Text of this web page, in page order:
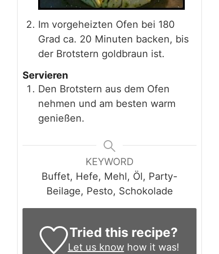
Im vorgeheizten Ofen bei 180
Grad ca. 20 Minuten backen, bis
der Brotstern goldbraun ist.
Servieren
Den Brotstern aus dem Ofen
nehmen und am besten warm
genießen.
KEYWORD
Buffet, Hefe, Mehl, Öl, Party-
Beilage, Pesto, Schokolade
Tried this recipe?
Let us knowhow it was!